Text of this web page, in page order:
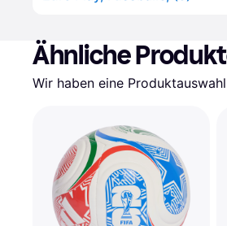
Ähnliche
Wir haben eine